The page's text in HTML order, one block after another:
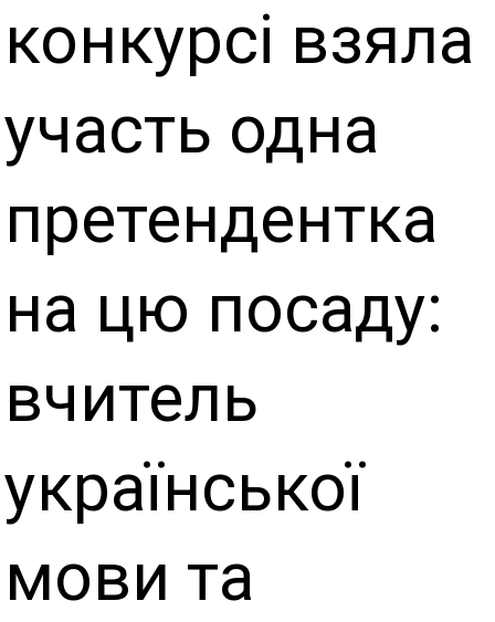
конкурсі взяла
участь одна
претендентка
на цю посаду:
вчитель
української
мови та